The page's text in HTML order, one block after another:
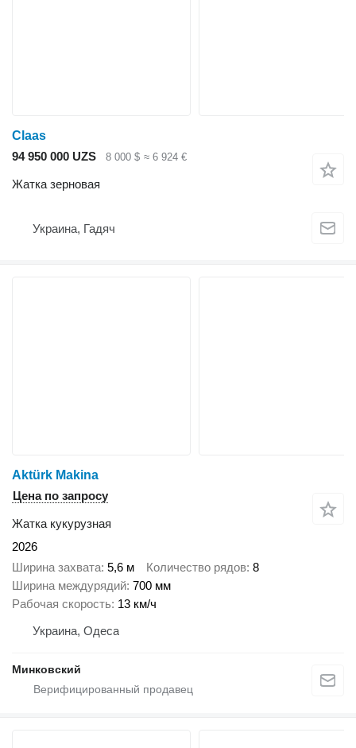
Claas
94 950 000 UZS
8 000 $ ≈ 6 924 €
Жатка зерновая
Украина, Гадяч
Aktürk Makina
Цена по запросу
Жатка кукурузная
2026
Ширина захвата 5,6 м Количество рядов 8
Ширина междурядий 700 мм
Рабочая скорость 13 км/ч
Украина, Одеса
Минковский